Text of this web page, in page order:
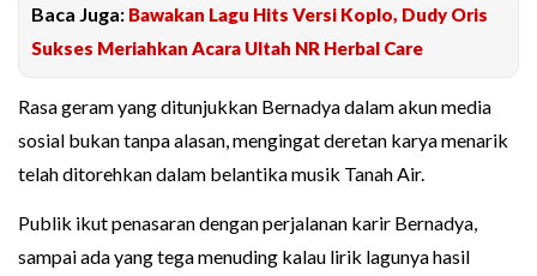
Baca Juga: Bawakan Lagu Hits Versi Koplo, Dudy Oris
Sukses Meriahkan Acara Ultah NR Herbal Care
Rasa geram yang ditunjukkan Bernadya dalam akun media
sosial bukan tanpa alasan, mengingat deretan karya menarik
telah ditorehkan dalam belantika musik Tanah Air.
Publik ikut penasaran dengan perjalanan karir Bernadya,
sampai ada yang tega menuding kalau lirik lagunya hasil